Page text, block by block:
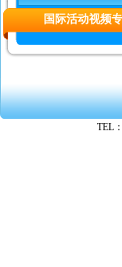
国际活动视频
TEL